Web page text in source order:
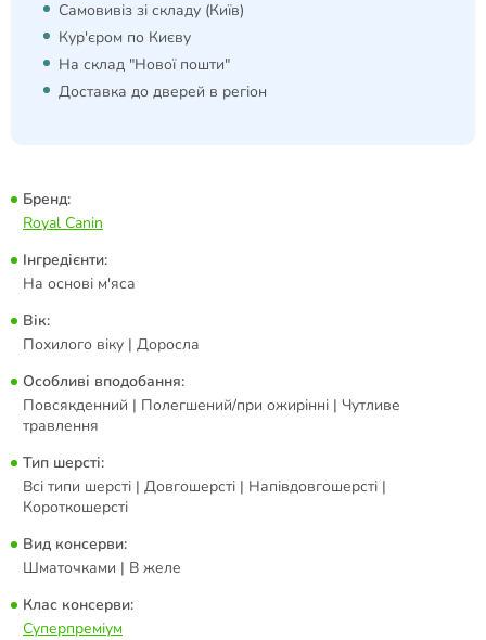
Самовивіз зі складу (Київ)
Кур'єром по Києву
На склад "Нової пошти"
Доставка до дверей в регіон
Бренд:
Royal Canin
Інгредієнти:
На основі м'яса
Вік:
Похилого віку | Доросла
Особливі вподобання:
Повсякденний | Полегшений/при ожирінні | Чутливе
травлення
Тип шерсті:
Всі типи шерсті | Довгошерсті | Напівдовгошерсті |
Короткошерсті
Вид консерви:
Шматочками | В желе
Клас консерви:
Суперпреміум